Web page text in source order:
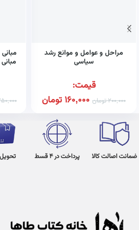
مراحل و عوامل و موانع رشد
سیاسی
قیمت:
200,000تومان 160,000تومان
ضمانت اصالت کالا پرداخت در 4 قسط